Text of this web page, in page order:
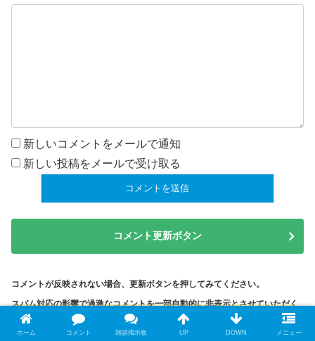
新しいコメントをメールで通知
新しい投稿をメールで受け取る
コメント更新ボタン
コメントが反映されない場合、更新ボタンを押してみてください。
スパム対応の影響で過激なコメントを一部自動的に非表示とさせていただく
ことがあります。
ホーム コメント 雑談掲示板 UP DOWN メニュー